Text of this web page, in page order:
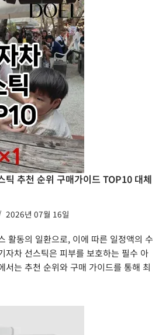
틱 추천 순위 구매가이드 TOP10 대체
2026년 07월 16일
활동의 일환으로, 이에 따른 일정액의 수
자차 선스틱은 피부를 보호하는 필수 아
서는 추천 순위와 구매 가이드를 통해 최